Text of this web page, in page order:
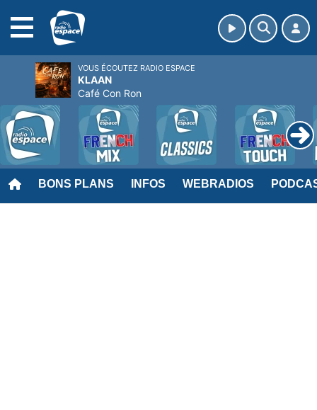
BONS PLANS INFOS WEBRADIOS
VOUS ÉCOUTEZ RADIO ESPACE
KLAAN
Café Con Ron